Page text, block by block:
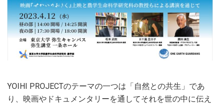
YOIHI PROJECTのテーマの一つは「自然との共生」であ
り、映画やドキュメンタリーを通してそれを世の中に伝え